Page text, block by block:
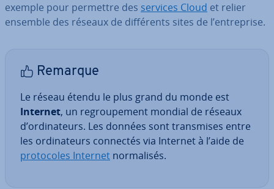
exemple pour permettre des services Cloud et relier
ensemble des réseaux de dif­fé­rents sites de l’en­tre­prise.
Remarque
Le réseau étendu le plus grand du monde est
Internet, un re­grou­pe­ment mondial de réseaux
d’or­di­na­teurs. Les données sont trans­mises entre
les or­di­na­teurs connectés via Internet à l’aide de
pro­to­coles Internet nor­ma­li­sés.